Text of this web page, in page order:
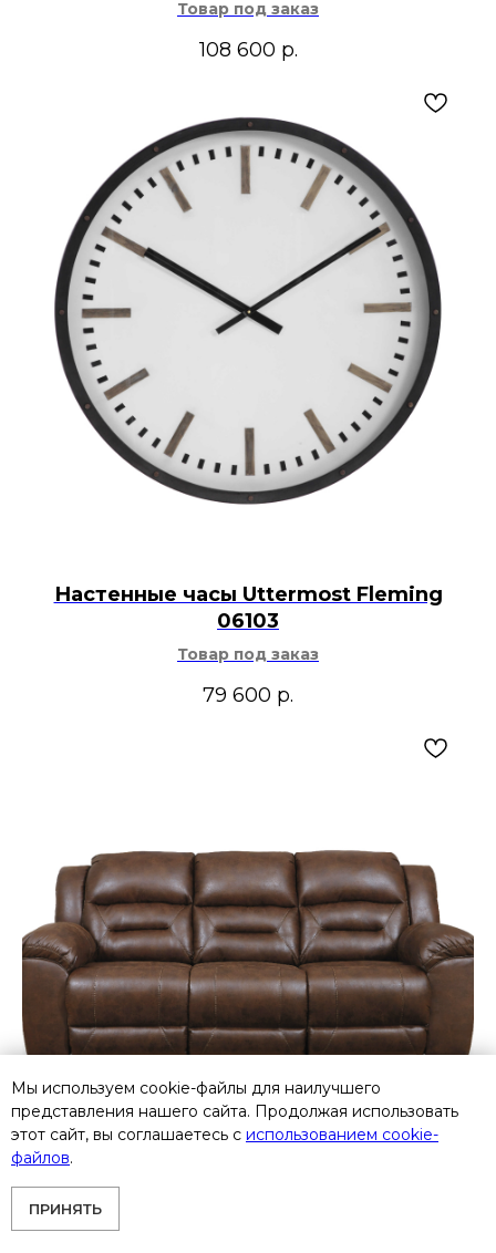
Товар под заказ
108 600 р.
Настенные часы Uttermost Fleming
06103
Товар под заказ
79 600 р.
Мы используем cookie-файлы для наилучшего
представления нашего сайта. Продолжая использовать
этот сайт, вы соглашаетесь с использованием cookie-
файлов.
ПРИНЯТЬ